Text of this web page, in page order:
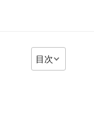
目次